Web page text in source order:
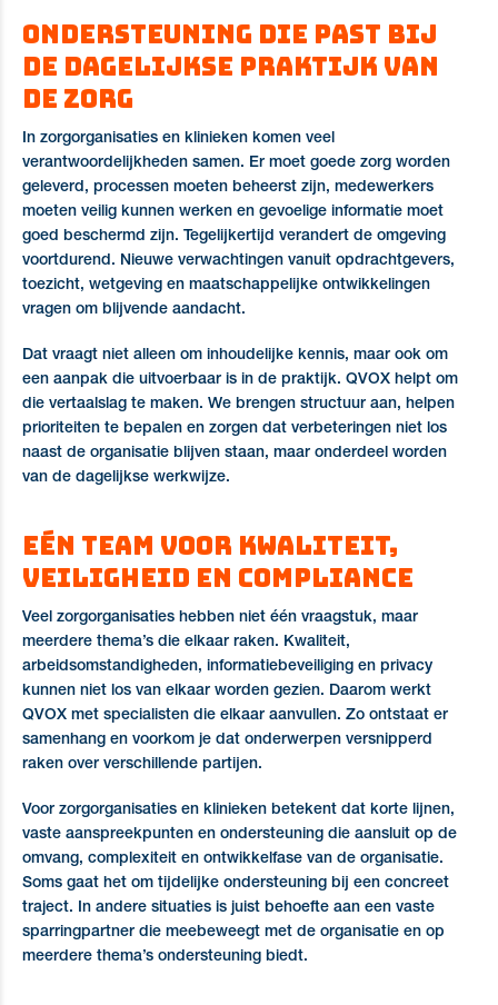
Ondersteuning die past bij
de dagelijkse praktijk van
de zorg
In zorgorganisaties en klinieken komen veel
verantwoordelijkheden samen. Er moet goede zorg worden
geleverd, processen moeten beheerst zijn, medewerkers
moeten veilig kunnen werken en gevoelige informatie moet
goed beschermd zijn. Tegelijkertijd verandert de omgeving
voortdurend. Nieuwe verwachtingen vanuit opdrachtgevers,
toezicht, wetgeving en maatschappelijke ontwikkelingen
vragen om blijvende aandacht.
Dat vraagt niet alleen om inhoudelijke kennis, maar ook om
een aanpak die uitvoerbaar is in de praktijk. QVOX helpt om
die vertaalslag te maken. We brengen structuur aan, helpen
prioriteiten te bepalen en zorgen dat verbeteringen niet los
naast de organisatie blijven staan, maar onderdeel worden
van de dagelijkse werkwijze.
Eén team voor kwaliteit,
veiligheid en compliance
Veel zorgorganisaties hebben niet één vraagstuk, maar
meerdere thema’s die elkaar raken. Kwaliteit,
arbeidsomstandigheden, informatiebeveiliging en privacy
kunnen niet los van elkaar worden gezien. Daarom werkt
QVOX met specialisten die elkaar aanvullen. Zo ontstaat er
samenhang en voorkom je dat onderwerpen versnipperd
raken over verschillende partijen.
Voor zorgorganisaties en klinieken betekent dat korte lijnen,
vaste aanspreekpunten en ondersteuning die aansluit op de
omvang, complexiteit en ontwikkelfase van de organisatie.
Soms gaat het om tijdelijke ondersteuning bij een concreet
traject. In andere situaties is juist behoefte aan een vaste
sparringpartner die meebeweegt met de organisatie en op
meerdere thema’s ondersteuning biedt.